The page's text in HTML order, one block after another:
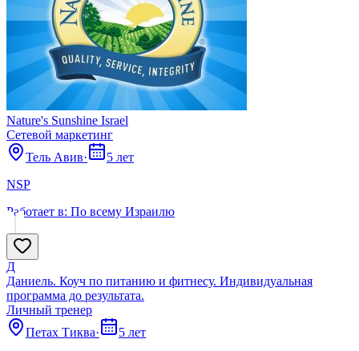
Nature's Sunshine Israel
Сетевой маркетинг
Тель Авив·
5 лет
NSP
Работает в: По всему Израилю
Д
Даниель. Коуч по питанию и фитнесу. Индивидуальная
программа до результата.
Личный тренер
Петах Тиква·
5 лет